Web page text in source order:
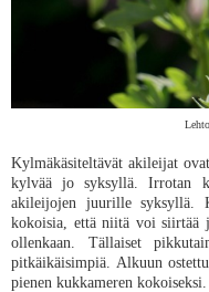
Kylmäkäsiteltävät akileijat
kylvää jo syksyllä. Irrotan
akileijojen juurille syksyllä.
kokoisia, että niitä voi siirtää
ollenkaan. Tällaiset
pitkäikäisimpiä. Alkuun
pienen kukkameren kokoiseksi.